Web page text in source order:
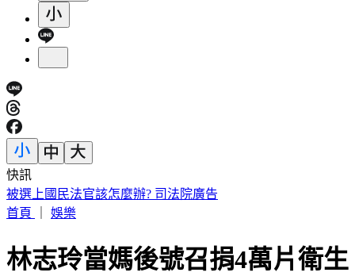
快訊
白海豚「週末最近台」！鄭明典示警：遇黑潮恐變強
首頁
娛樂
林志玲當媽後號召捐4萬片衛生